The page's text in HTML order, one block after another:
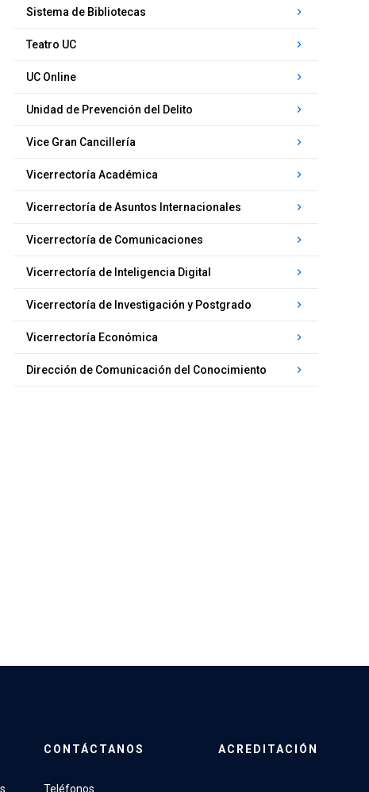
Sistema de Bibliotecas keyboard_arrow_right
Teatro UC keyboard_arrow_right
UC Online keyboard_arrow_right
Unidad de Prevención del Delito keyboard_arrow_right
Vice Gran Cancillería keyboard_arrow_right
Vicerrectoría Académica keyboard_arrow_right
Vicerrectoría de Asuntos Internacionales keyboard_arrow_right
Vicerrectoría de Comunicaciones keyboard_arrow_right
Vicerrectoría de Inteligencia Digital keyboard_arrow_right
Vicerrectoría de Investigación y Postgrado keyboard_arrow_right
Vicerrectoría Económica keyboard_arrow_right
​Dirección de Comunicación del Conocimiento keyboard_arrow_right
CONTÁCTANOS
Teléfonos
ACREDITACIÓN